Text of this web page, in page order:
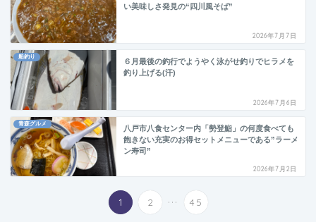
い美味しさ発見の“四川風そば”
2026年7月7日
船釣り
６月最後の釣行でようやく泳がせ釣りでヒラメを
釣り上げる(汗)
2026年7月6日
青森グルメ
八戸市八食センター内「勢登鮨」の何度食べても
飽きない充実のお得セットメニューである”ラーメ
ン寿司”
2026年7月2日
1 2 ... 45